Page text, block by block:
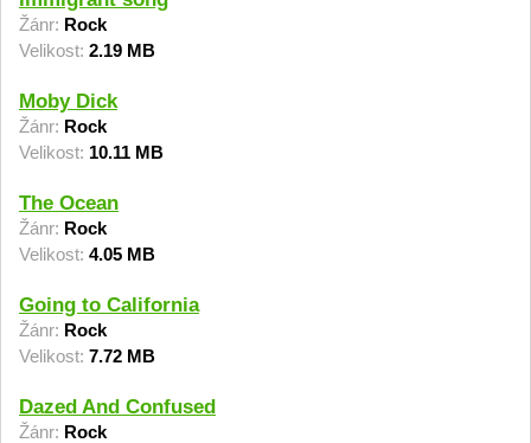
Žánr: Rock
Velikost: 2.19 MB
Moby Dick
Žánr: Rock
Velikost: 10.11 MB
The Ocean
Žánr: Rock
Velikost: 4.05 MB
Going to California
Žánr: Rock
Velikost: 7.72 MB
Dazed And Confused
Žánr: Rock